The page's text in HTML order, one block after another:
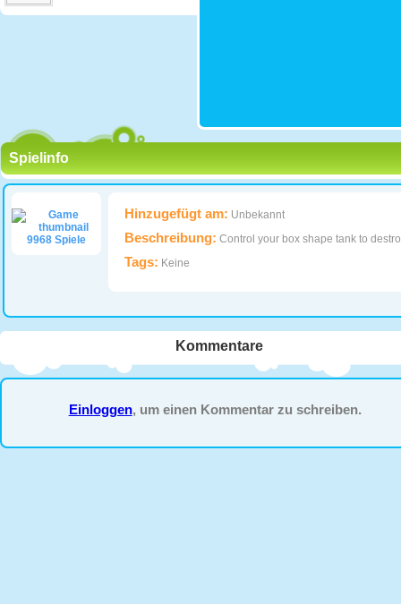
Spielinfo
9968 Spiele
Hinzugefügt am: Unbekannt
Beschreibung: Control your box shape tank to
Tags: Keine
Kommentare
Einloggen, um einen Kommentar zu schreiben.